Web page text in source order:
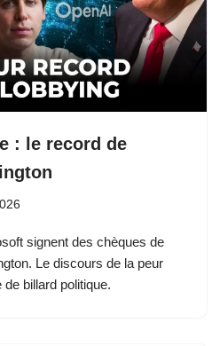
: le record de
signent des chèques de
Le discours de la peur
billard politique.